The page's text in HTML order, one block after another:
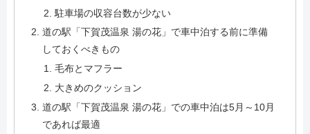
駐車場の収容台数が少ない
道の駅「下賀茂温泉 湯の花」で車中泊する前に準備
しておくべきもの
毛布とマフラー
大きめのクッション
道の駅「下賀茂温泉 湯の花」での車中泊は5月～10月
であれば最適